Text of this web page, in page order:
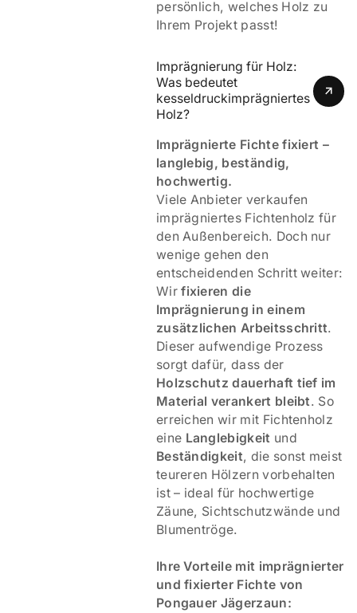
persönlich, welches Holz zu
Ihrem Projekt passt!
Imprägnierung für Holz:
Was bedeutet
kesseldruckimprägniertes
Holz?
Imprägnierte Fichte fixiert –
langlebig, beständig,
hochwertig.
Viele Anbieter verkaufen
imprägniertes Fichtenholz für
den Außenbereich. Doch nur
wenige gehen den
entscheidenden Schritt weiter:
Wirfixieren die
Imprägnierung in einem
zusätzlichen Arbeitsschritt.
Dieser aufwendige Prozess
sorgt dafür, dass der
Holzschutz dauerhaft tief im
Material verankert bleibt. So
erreichen wir mit Fichtenholz
eine Langlebigkeit und
Beständigkeit, die sonst meist
teureren Hölzern vorbehalten
ist – ideal für hochwertige
Zäune, Sichtschutzwände und
Blumentröge.
Ihre Vorteile mit imprägnierter
und fixierter Fichte von
Pongauer Jägerzaun: